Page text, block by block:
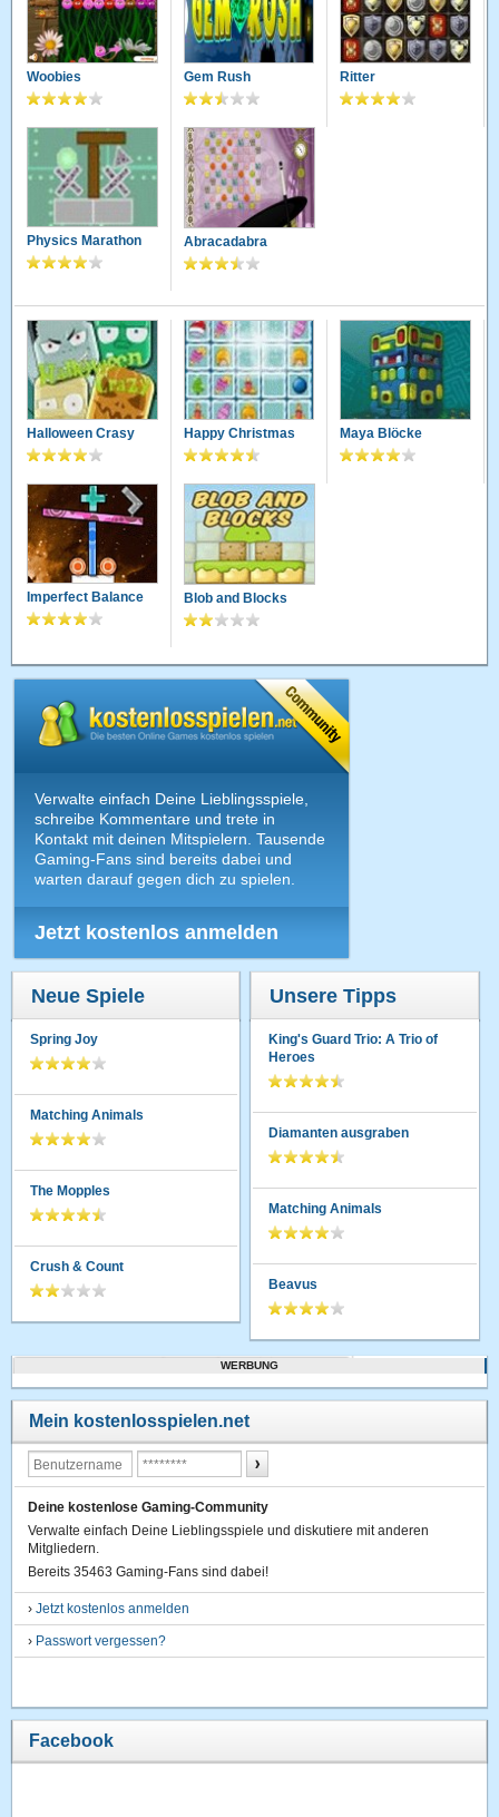
Woobies Gem Rush Ritter
Physics Marathon Abracadabra
Halloween Crasy Happy Christmas Maya Blöcke
Imperfect Balance Blob and Blocks
Verwalte einfach Deine Lieblingsspiele,
schreibe Kommentare und trete in
Kontakt mit deinen Mitspielern. Tausende
Gaming-Fans sind bereits dabei und
warten darauf gegen dich zu spielen.
Jetzt kostenlos anmelden
Neue Spiele
Spring Joy
Matching Animals
The Mopples
Crush & Count
Unsere Tipps
King's Guard Trio: A Trio of
Heroes
Diamanten ausgraben
Matching Animals
Beavus
WERBUNG
Mein kostenlosspielen.net
Deine kostenlose Gaming-Community
Verwalte einfach Deine Lieblingsspiele und diskutiere mit anderen
Mitgliedern.
Bereits 35463 Gaming-Fans sind dabei!
›Jetzt kostenlos anmelden
› Passwort vergessen?
Facebook